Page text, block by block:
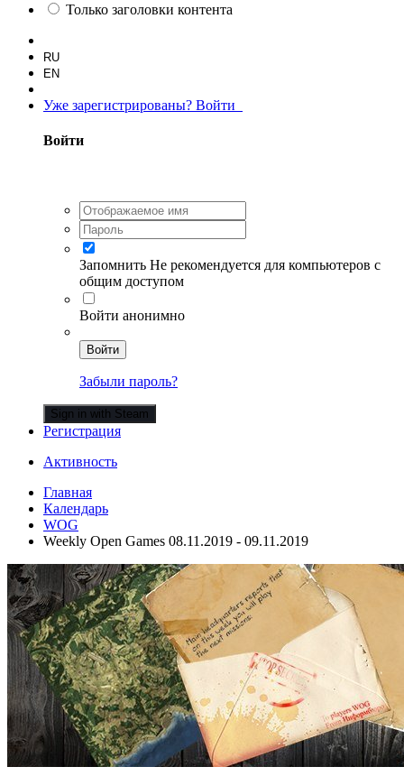
Только заголовки контента
RU
EN
Уже зарегистрированы? Войти
Войти
Запомнить Не рекомендуется для компьютеров с
общим доступом
Войти анонимно
Войти
Забыли пароль?
Sign in with Steam
Регистрация
Активность
Главная
Календарь
WOG
Weekly Open Games 08.11.2019 - 09.11.2019